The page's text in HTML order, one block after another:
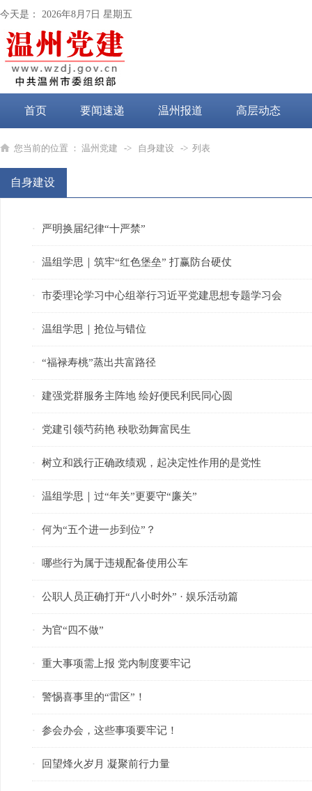
今天是： 2026年8月7日 星期五
首页 要闻速递 温州报道 高层动态
党纪学习教育
您当前的位置 ： 温州党建 -> 自身建设 -> 列表
自身建设
· 严明换届纪律“十严禁”
· 温组学思｜筑牢“红色堡垒” 打赢防台硬仗
· 市委理论学习中心组举行习近平党建思想专题学习会
· 温组学思｜抢位与错位
· “福禄寿桃”蒸出共富路径
· 建强党群服务主阵地 绘好便民利民同心圆
· 党建引领芍药艳 秧歌劲舞富民生
· 树立和践行正确政绩观，起决定性作用的是党性
· 温组学思｜过“年关”更要守“廉关”
· 何为“五个进一步到位”？
· 哪些行为属于违规配备使用公车
· 公职人员正确打开“八小时外” · 娱乐活动篇
· 为官“四不做”
· 重大事项需上报 党内制度要牢记
· 警惕喜事里的“雷区”！
· 参会办会，这些事项要牢记！
· 回望烽火岁月 凝聚前行力量